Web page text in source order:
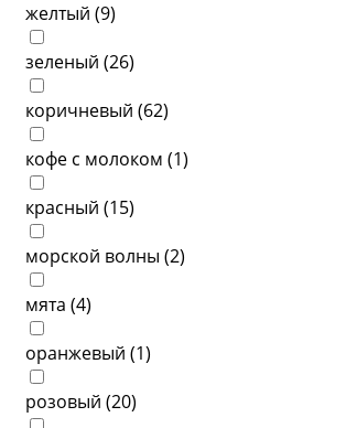
желтый (9)
зеленый (26)
коричневый (62)
кофе с молоком (1)
красный (15)
морской волны (2)
мята (4)
оранжевый (1)
розовый (20)